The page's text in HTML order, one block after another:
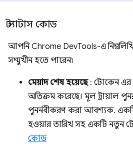
স্ট্যাটাস কোড
আপনি Chrome DevTools-এ
সম্মুখীন হতে পারেন৷
মেয়াদ শেষ হয়েছে: টোকেন এর
অতিক্রম করেছে। মূল ট্রায়াল
পুনর্নবীকরণ করা আবশ্যক.
হওয়ার তারিখ সহ একটি নতুন
কোড